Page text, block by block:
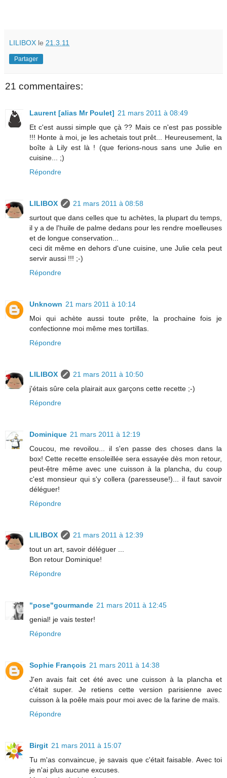
LILIBOX le 21.3.11
Partager
21 commentaires:
Laurent [alias Mr Poulet] 21 mars 2011 à 08:49
Et c'est aussi simple que çà ?? Mais ce n'est pas possible
!!! Honte à moi, je les achetais tout prêt... Heureusement, la
boîte à Lily est là ! (que ferions-nous sans une Julie en
cuisine... ;)
Répondre
LILIBOX
21 mars 2011 à 08:58
surtout que dans celles que tu achètes, la plupart du temps,
il y a de l'huile de palme dedans pour les rendre moelleuses
et de longue conservation...
ceci dit même en dehors d'une cuisine, une Julie cela peut
servir aussi !!! ;-)
Répondre
Unknown 21 mars 2011 à 10:14
Moi qui achète aussi toute prête, la prochaine fois je
confectionne moi même mes tortillas.
Répondre
LILIBOX
21 mars 2011 à 10:50
j'étais sûre cela plairait aux garçons cette recette ;-)
Répondre
Dominique 21 mars 2011 à 12:19
Coucou, me revoilou... il s'en passe des choses dans la
box! Cette recette ensoleillée sera essayée dès mon retour,
peut-être même avec une cuisson à la plancha, du coup
c'est monsieur qui s'y collera (paresseuse!)... il faut savoir
déléguer!
Répondre
LILIBOX
21 mars 2011 à 12:39
tout un art, savoir déléguer ...
Bon retour Dominique!
Répondre
"pose"gourmande 21 mars 2011 à 12:45
genial! je vais tester!
Répondre
Sophie François 21 mars 2011 à 14:38
J'en avais fait cet été avec une cuisson à la plancha et
c'était super. Je retiens cette version parisienne avec
cuisson à la poêle mais pour moi avec de la farine de maïs.
Répondre
Birgit 21 mars 2011 à 15:07
Tu m'as convaincue, je savais que c'était faisable. Avec toi
je n'ai plus aucune excuses.